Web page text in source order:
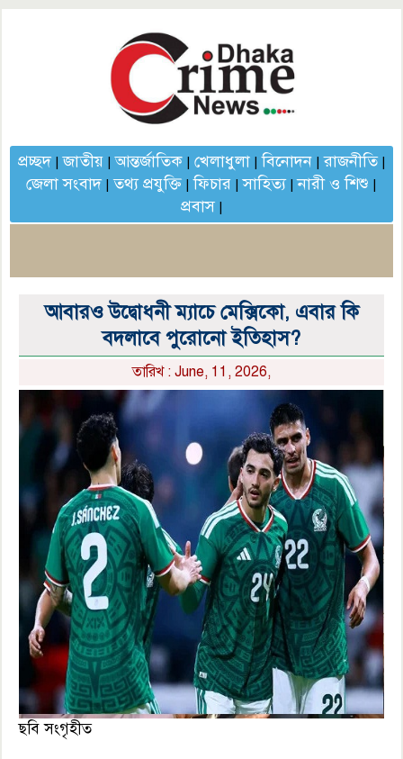
প্রচ্ছদ|জাতীয়|আন্তর্জাতিক| খেলাধুলা|বিনোদন|রাজনীতি|
জেলা সংবাদ|তথ্য প্রযুক্তি |ফিচার |সাহিত্য|নারী ও শিশু |
প্রবাস|
আবারও উদ্বোধনী ম্যাচে মেক্সিকো, এবার কি
বদলাবে পুরোনো ইতিহাস?
তারিখ : June, 11, 2026,
ছবি সংগৃহীত